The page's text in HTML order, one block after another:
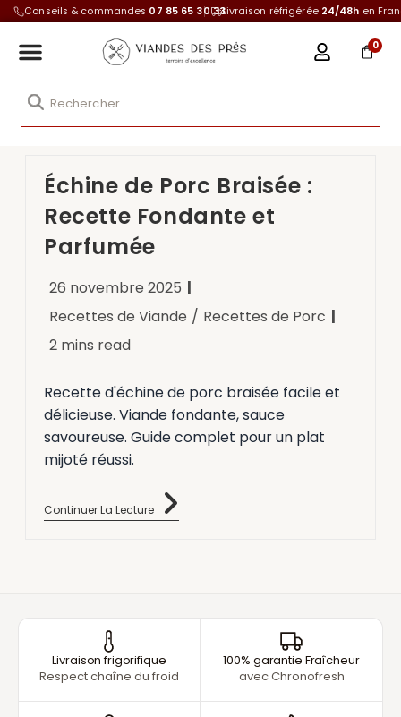
Conseils & commandes 07 85 65 30 33Livraison réfrigérée 24/48h en
0
Échine de Porc Braisée :
Recette Fondante et
Parfumée
26 novembre 2025
Recettes de Viande / Recettes de Porc
2 mins read
Recette d'échine de porc braisée facile et
délicieuse. Viande fondante, sauce
savoureuse. Guide complet pour un plat
mijoté réussi.
Continuer La Lecture
Livraison frigorifique
Respect chaîne du froid
100% garantie Fraîcheur
avec Chronofresh